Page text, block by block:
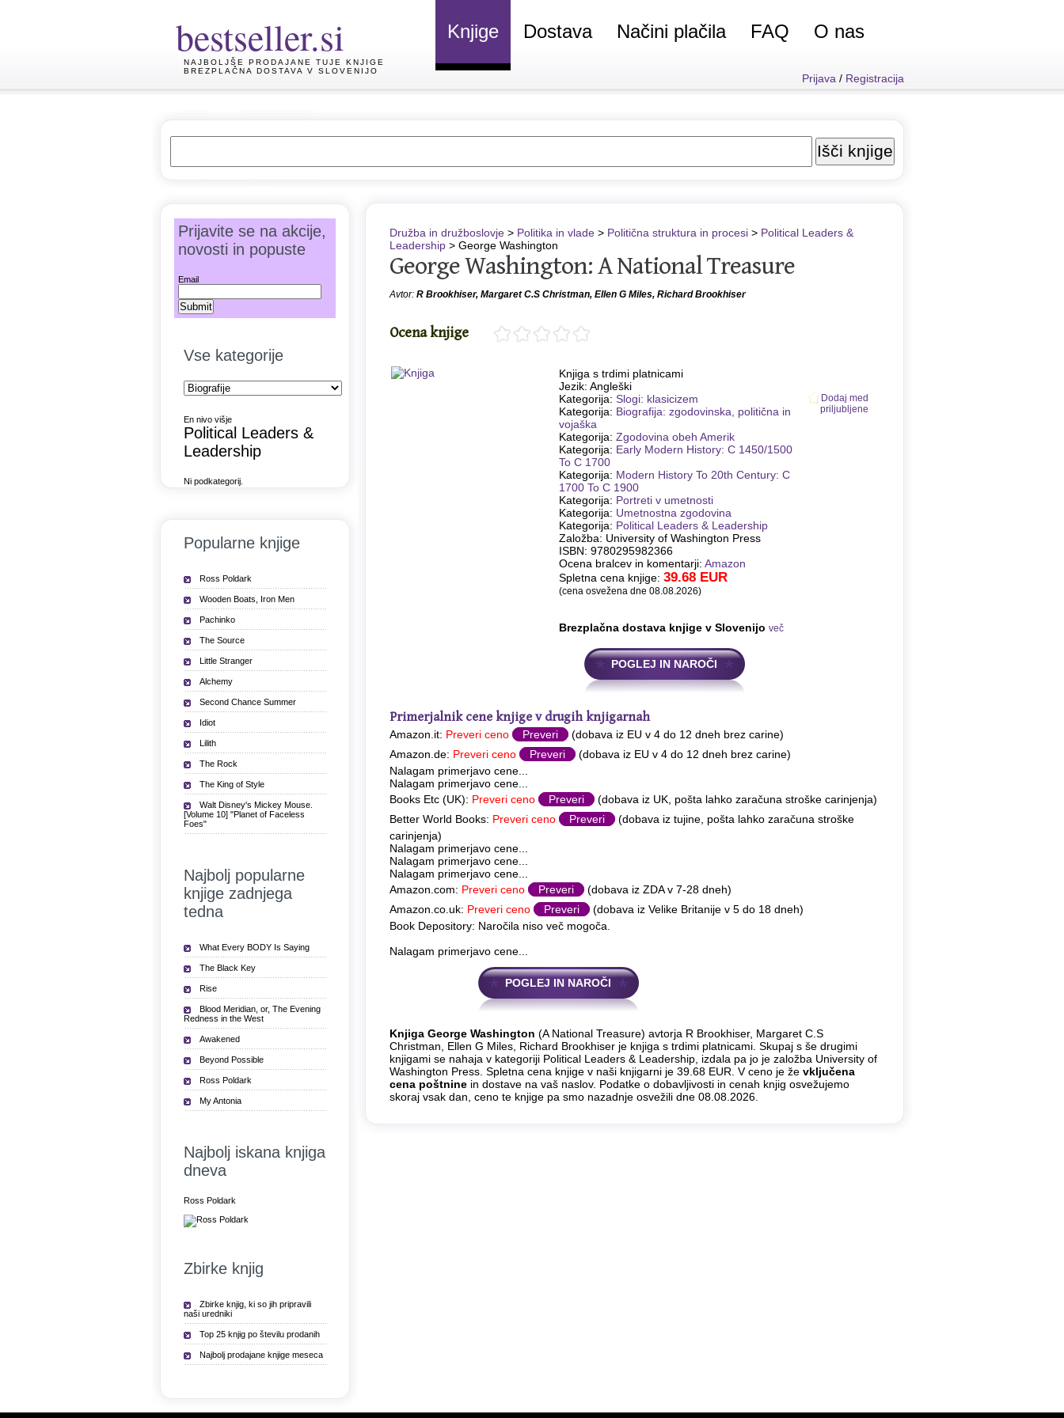
bestseller.si
NAJBOLJŠE PRODAJANE TUJE KNJIGE
BREZPLAČNA DOSTAVA V SLOVENIJO
Knjige Dostava Načini plačila FAQ O nas
Prijava / Registracija
Družba in družboslovje > Politika in vlade > Politična struktura in procesi > Political Leaders &
Leadership > George Washington
George Washington: A National Treasure
Avtor: R Brookhiser, Margaret C.S Christman, Ellen G Miles, Richard Brookhiser
Ocena knjige
Knjiga s trdimi platnicami
Jezik: Angleški
Kategorija: Slogi: klasicizem
Kategorija: Biografija: zgodovinska, politična in
vojaška
Kategorija: Zgodovina obeh Amerik
Kategorija: Early Modern History: C 1450/1500
To C 1700
Kategorija: Modern History To 20th Century: C
1700 To C 1900
Kategorija: Portreti v umetnosti
Kategorija: Umetnostna zgodovina
Kategorija: Political Leaders & Leadership
Založba: University of Washington Press
ISBN: 9780295982366
Ocena bralcev in komentarji: Amazon
Spletna cena knjige: 39.68 EUR
(cena osvežena dne 08.08.2026)
Brezplačna dostava knjige v Slovenijo več
POGLEJ IN NAROČI
Dodaj med
priljubljene
Primerjalnik cene knjige v drugih knjigarnah
Amazon.it: Preveri ceno Preveri
(dobava iz EU v 4 do 12 dneh brez carine)
Amazon.de: Preveri ceno Preveri
(dobava iz EU v 4 do 12 dneh brez carine)
Nalagam primerjavo cene...
Nalagam primerjavo cene...
Books Etc (UK): Preveri ceno Preveri
(dobava iz UK, pošta lahko zaračuna stroške carinjenja)
Better World Books: Preveri ceno Preveri
(dobava iz tujine, pošta lahko zaračuna stroške
carinjenja)
Nalagam primerjavo cene...
Nalagam primerjavo cene...
Nalagam primerjavo cene...
Amazon.com: Preveri ceno Preveri
(dobava iz ZDA v 7-28 dneh)
Amazon.co.uk: Preveri ceno Preveri
(dobava iz Velike Britanije v 5 do 18 dneh)
Book Depository: Naročila niso več mogoča.
Nalagam primerjavo cene...
POGLEJ IN NAROČI
Knjiga George Washington (A National Treasure) avtorja R Brookhiser, Margaret C.S
Christman, Ellen G Miles, Richard Brookhiser je knjiga s trdimi platnicami. Skupaj s še drugimi
knjigami se nahaja v kategoriji Political Leaders & Leadership, izdala pa jo je založba University of
Washington Press. Spletna cena knjige v naši knjigarni je 39.68 EUR. V ceno je že vključena
cena poštnine in dostave na vaš naslov. Podatke o dobavljivosti in cenah knjig osvežujemo
skoraj vsak dan, ceno te knjige pa smo nazadnje osvežili dne 08.08.2026.
Prijavite se na akcije,
novosti in popuste
Email
Vse kategorije
En nivo višje
Political Leaders &
Leadership
Ni podkategorij.
Popularne knjige
Ross Poldark
Wooden Boats, Iron Men
Pachinko
The Source
Little Stranger
Alchemy
Second Chance Summer
Idiot
Lilith
The Rock
The King of Style
Walt Disney's Mickey Mouse.
[Volume 10] "Planet of Faceless
Foes"
Najbolj popularne
knjige zadnjega
tedna
What Every BODY Is Saying
The Black Key
Rise
Blood Meridian, or, The Evening
Redness in the West
Awakened
Beyond Possible
Ross Poldark
My Antonia
Najbolj iskana knjiga
dneva
Ross Poldark
Zbirke knjig
Zbirke knjig, ki so jih pripravili
naši uredniki
Top 25 knjig po številu prodanih
Najbolj prodajane knjige meseca